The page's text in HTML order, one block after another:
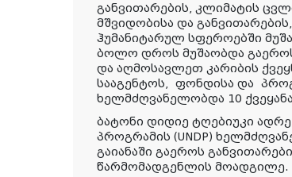
განვითარების, კლიმატის
მშვიდობისა და
ჰუმანიტარულ სფეროებში
ბოლო დროს მუშაობდა
და აღმოსავლეთ კარიბის
სააგენტოს, ფონდისა და
ხელმძღვანელობდა 10
ბატონი დიდიე ტღებიუკი
პროგრამის (UNDP)
გაიანაში გაეროს
წარმომადგენლის მოადგილე.